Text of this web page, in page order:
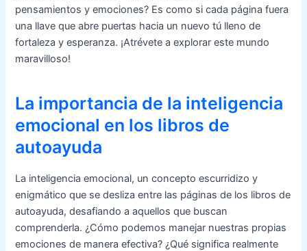
pensamientos y emociones? Es como si cada página fuera
una llave que abre puertas hacia un nuevo tú lleno de
fortaleza y esperanza. ¡Atrévete a explorar este mundo
maravilloso!
La importancia de la inteligencia
emocional en los libros de
autoayuda
La inteligencia emocional, un concepto escurridizo y
enigmático que se desliza entre las páginas de los libros de
autoayuda, desafiando a aquellos que buscan
comprenderla. ¿Cómo podemos manejar nuestras propias
emociones de manera efectiva? ¿Qué significa realmente